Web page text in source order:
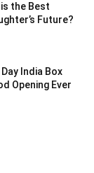
the Best
Future?
India Box
Opening Ever